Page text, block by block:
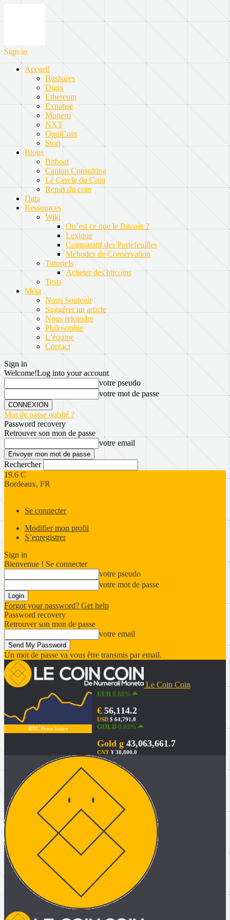
Sign in
Accueil
Bitshares
Digix
Ethereum
Expanse
Monero
NXT
OpalCoin
Storj
Blogs
Bitboat
Canton Consulting
Le Cercle du Coin
Repas du coin
Data
Ressources
Wiki
Qu’est ce que le Bitcoin ?
Lexique
Comparatif des Portefeuilles
Méhodes de Conservation
Tutoriels
Acheter des bitcoins
Tests
Méta
Nous Soutenir
Suggérer un article
Nous rejoindre
Philosophie
L’équipe
Contact
Sign in
Welcome!Log into your account
votre pseudo
votre mot de passe
Mot de passe oublié ?
Password recovery
Retrouver son mon de passe
votre email
Rechercher
19.6 C
Bordeaux, FR
Se connecter
Modifier mon profil
S’enregistrer
Sign in
Bienvenue ! Se connecter
votre pseudo
votre mot de passe
Forgot your password? Get help
Password recovery
Retrouver son mon de passe
votre email
Un mot de passe va vous être transmis par email.
Le Coin Coin
BTCPrice Index
EUR0.88%
€ 56,114.2
USD $ 64,791.0
GOLD 0.93%
Gold g 43,063,661.7
CNY ¥ 38,800.0